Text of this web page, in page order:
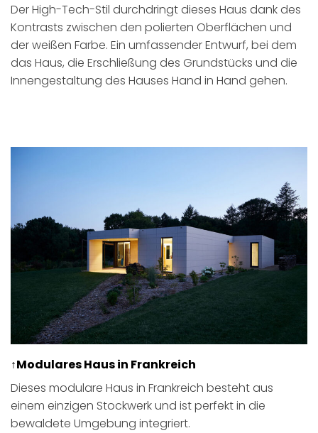
Der High-Tech-Stil durchdringt dieses Haus dank des
Kontrasts zwischen den polierten Oberflächen und
der weißen Farbe. Ein umfassender Entwurf, bei dem
das Haus, die Erschließung des Grundstücks und die
Innengestaltung des Hauses Hand in Hand gehen.
↑Modulares Haus in Frankreich
Dieses modulare Haus in Frankreich besteht aus
einem einzigen Stockwerk und ist perfekt in die
bewaldete Umgebung integriert.